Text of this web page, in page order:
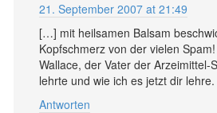
21. September 2007 at 21:49
[…] mit heilsamen Balsam
Kopfschmerz von der vielen
Wallace, der Vater der Arzeimittel-
lehrte und wie ich es jetzt dir
Antworten